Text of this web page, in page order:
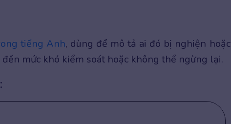
tiếng Anh, dùng để mô tả ai đó bị nghiện hoặc
mức khó kiểm soát hoặc không thể ngừng lại.